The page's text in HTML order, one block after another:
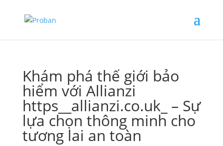
Khám phá thế giới bảo
hiểm với Allianzi
https__allianzi.co.uk_ – Sự
lựa chọn thông minh cho
tương lai an toàn